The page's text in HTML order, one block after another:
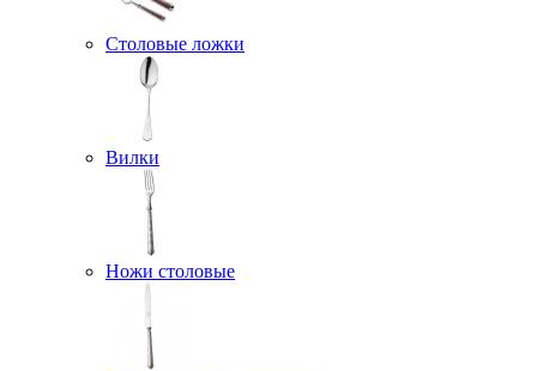
Столовые ложки
Вилки
Ножи столовые